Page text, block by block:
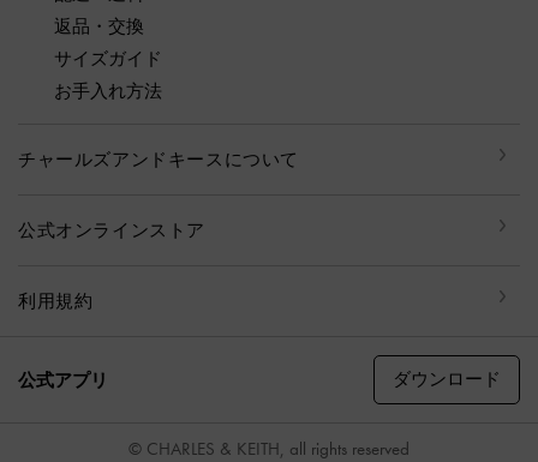
返品・交換
サイズガイド
お手入れ方法
チャールズアンドキースについて
公式オンラインストア
利用規約
公式アプリ ダウンロード
© CHARLES & KEITH, all rights reserved